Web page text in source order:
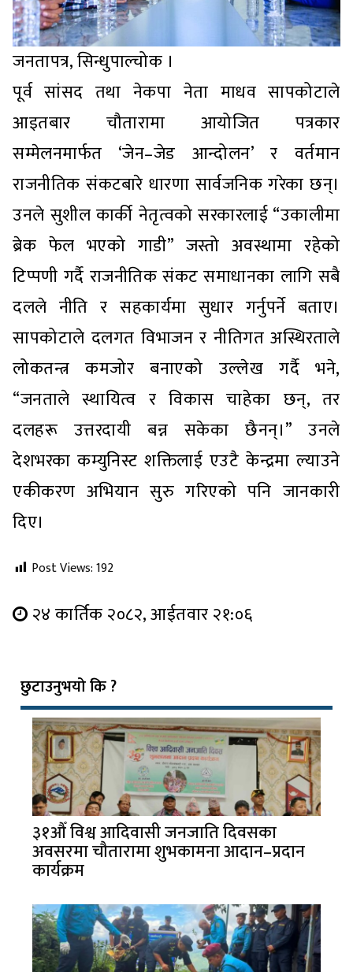
जनतापत्र, सिन्धुपाल्चोक ।
पूर्व सांसद तथा नेकपा नेता माधव सापकोटाले
आइतबार चौतारामा आयोजित पत्रकार
सम्मेलनमार्फत ‘जेन–जेड आन्दोलन’ र वर्तमान
राजनीतिक संकटबारे धारणा सार्वजनिक गरेका छन्।
उनले सुशील कार्की नेतृत्वको सरकारलाई “उकालीमा
ब्रेक फेल भएको गाडी” जस्तो अवस्थामा रहेको
टिप्पणी गर्दै राजनीतिक संकट समाधानका लागि सबै
दलले नीति र सहकार्यमा सुधार गर्नुपर्ने बताए।
सापकोटाले दलगत विभाजन र नीतिगत अस्थिरताले
लोकतन्त्र कमजोर बनाएको उल्लेख गर्दै भने,
“जनताले स्थायित्व र विकास चाहेका छन्, तर
दलहरू उत्तरदायी बन्न सकेका छैनन्।” उनले
देशभरका कम्युनिस्ट शक्तिलाई एउटै केन्द्रमा ल्याउने
एकीकरण अभियान सुरु गरिएको पनि जानकारी
दिए।
Post Views:192
२४ कार्तिक २०८२, आईतवार २१:०६
छुटाउनुभयो कि ?
३१औँ विश्व आदिवासी जनजाति दिवसका
अवसरमा चौतारामा शुभकामना आदान–प्रदान
कार्यक्रम